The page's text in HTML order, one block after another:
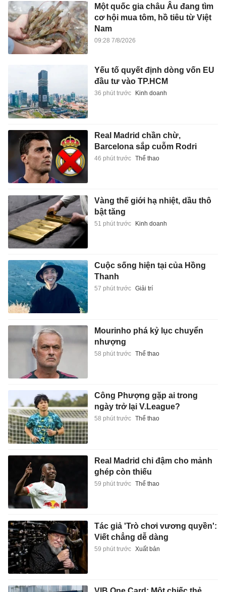
Một quốc gia châu Âu đang tìm
cơ hội mua tôm, hồ tiêu từ Việt
Nam
09:28 7/8/2026
Yếu tố quyết định dòng vốn EU
đầu tư vào TP.HCM
36 phút trước Kinh doanh
Real Madrid chần chừ,
Barcelona sắp cuỗm Rodri
46 phút trước Thể thao
Vàng thế giới hạ nhiệt, dầu thô
bật tăng
51 phút trước Kinh doanh
Cuộc sống hiện tại của Hồng
Thanh
57 phút trước Giải trí
Mourinho phá kỷ lục chuyển
nhượng
58 phút trước Thể thao
Công Phượng gặp ai trong
ngày trở lại V.League?
58 phút trước Thể thao
Real Madrid chi đậm cho mảnh
ghép còn thiếu
59 phút trước Thể thao
Tác giả 'Trò chơi vương quyền':
Viết chẳng dễ dàng
59 phút trước Xuất bản